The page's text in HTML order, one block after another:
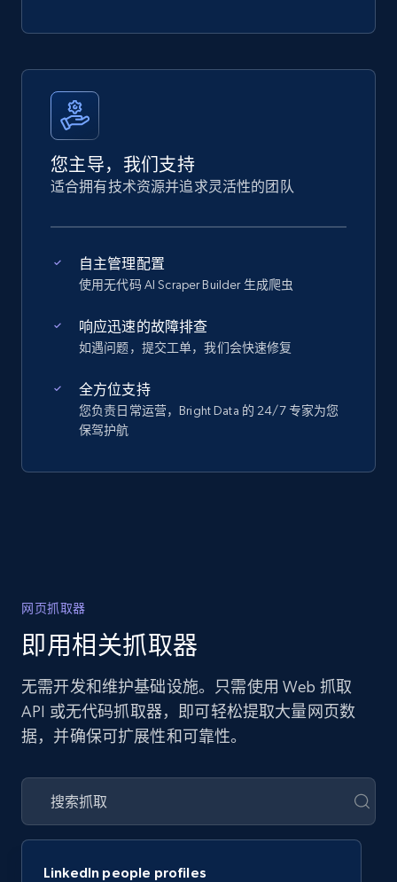
您主导，我们支持
适合拥有技术资源并追求灵活性的团队
自主管理配置
使用无代码 AI Scraper Builder 生成爬虫
响应迅速的故障排查
如遇问题，提交工单，我们会快速修复
全方位支持
您负责日常运营，Bright Data 的 24/7 专家为您
保驾护航
网页抓取器
即用相关抓取器
无需开发和维护基础设施。只需使用 Web 抓取
API 或无代码抓取器，即可轻松提取大量网页数
据，并确保可扩展性和可靠性。
LinkedIn people profiles